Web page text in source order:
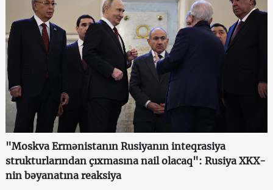
"Moskva Ermənistanın Rusiyanın inteqrasiya
strukturlarından çıxmasına nail olacaq": Rusiya XKX-
nin bəyanatına reaksiya